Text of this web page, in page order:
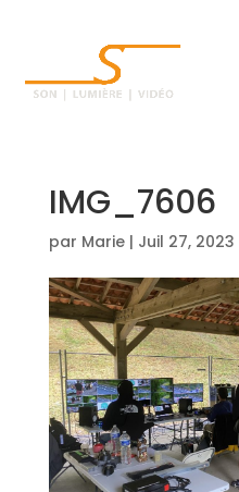
IMG_7606
par Marie| Juil 27, 2023